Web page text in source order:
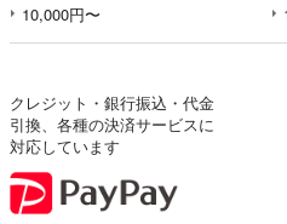
10,000円〜
クレジット・銀行振込・代金
引換、各種の決済サービスに
対応しています